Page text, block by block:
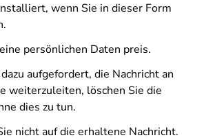
wenn Sie in dieser Form
persönlichen Daten preis.
aufgefordert, die Nachricht an
weiterzuleiten, löschen Sie die
dies zu tun.
nicht auf die erhaltene Nachricht.